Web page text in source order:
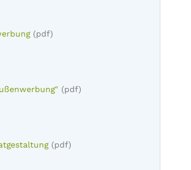
(pdf)
(pdf)
(pdf)